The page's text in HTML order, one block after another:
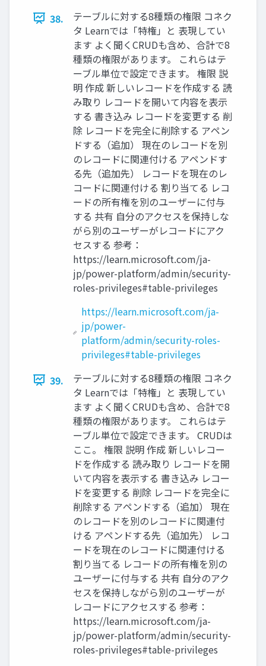
38.
テーブルに対する8種類の権限 コネク
タ Learnでは「特権」と 表現してい
ます よく聞くCRUDも含め、合計で8
種類の権限があります。 これらはテ
ーブル単位で設定できます。 権限 説
明 作成 新しいレコードを作成する 読
み取り レコードを開いて内容を表示
する 書き込み レコードを変更する 削
除 レコードを完全に削除する アペン
ドする（追加） 現在のレコードを別
のレコードに関連付ける アペンドす
る先（追加先） レコードを現在のレ
コードに関連付ける 割り当てる レコ
ードの所有権を別のユーザーに付与
する 共有 自分のアクセスを保持しな
がら別のユーザーがレコードにアク
セスする 参考：
https://learn.microsoft.com/ja-
jp/power-platform/admin/security-
roles-privileges#table-privileges
https://learn.microsoft.com/ja-
jp/power-
platform/admin/security-roles-
privileges#table-privileges
39.
テーブルに対する8種類の権限 コネク
タ Learnでは「特権」と 表現してい
ます よく聞くCRUDも含め、合計で8
種類の権限があります。 これらはテ
ーブル単位で設定できます。 CRUDは
ここ。 権限 説明 作成 新しいレコー
ドを作成する 読み取り レコードを開
いて内容を表示する 書き込み レコー
ドを変更する 削除 レコードを完全に
削除する アペンドする（追加） 現在
のレコードを別のレコードに関連付
ける アペンドする先（追加先） レコ
ードを現在のレコードに関連付ける
割り当てる レコードの所有権を別の
ユーザーに付与する 共有 自分のアク
セスを保持しながら別のユーザーが
レコードにアクセスする 参考：
https://learn.microsoft.com/ja-
jp/power-platform/admin/security-
roles-privileges#table-privileges